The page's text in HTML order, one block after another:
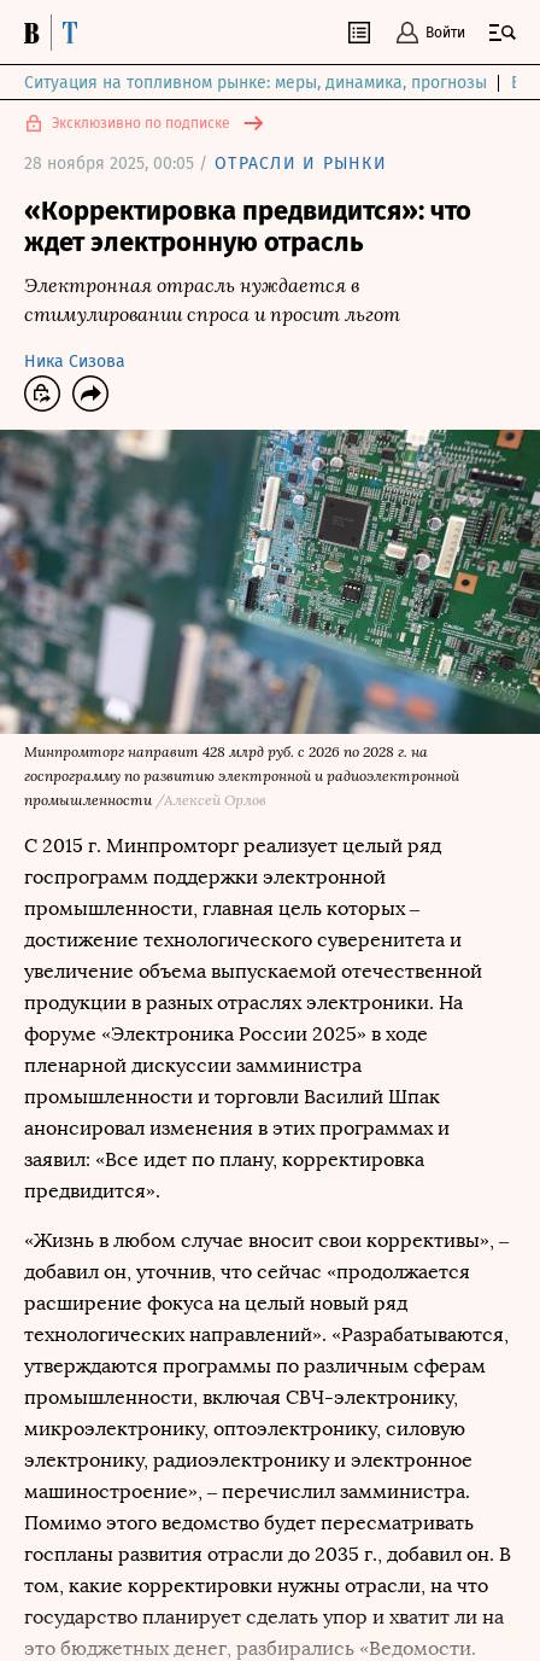
Войти
Ситуация на топливном рынке: меры, динамика, прогнозы
Эксклюзивно по подписке
28 ноября 2025, 00:05 / ОТРАСЛИ И РЫНКИ
«Корректировка предвидится»: что
ждет электронную отрасль
Электронная отрасль нуждается в
стимулировании спроса и просит льгот
Ника Сизова
Минпромторг направит 428 млрд руб. с 2026 по 2028 г. на
госпрограмму по развитию электронной и радиоэлектронной
промышленности /Алексей Орлов
С 2015 г. Минпромторг реализует целый ряд
госпрограмм поддержки электронной
промышленности, главная цель которых –
достижение технологического суверенитета и
увеличение объема выпускаемой отечественной
продукции в разных отраслях электроники. На
форуме «Электроника России 2025» в ходе
пленарной дискуссии замминистра
промышленности и торговли Василий Шпак
анонсировал изменения в этих программах и
заявил: «Все идет по плану, корректировка
предвидится».
«Жизнь в любом случае вносит свои коррективы», –
добавил он, уточнив, что сейчас «продолжается
расширение фокуса на целый новый ряд
технологических направлений». «Разрабатываются,
утверждаются программы по различным сферам
промышленности, включая СВЧ-электронику,
микроэлектронику, оптоэлектронику, силовую
электронику, радиоэлектронику и электронное
машиностроение», – перечислил замминистра.
Помимо этого ведомство будет пересматривать
госпланы развития отрасли до 2035 г., добавил он. В
том, какие корректировки нужны отрасли, на что
государство планирует сделать упор и хватит ли на
это бюджетных денег, разбирались «Ведомости.